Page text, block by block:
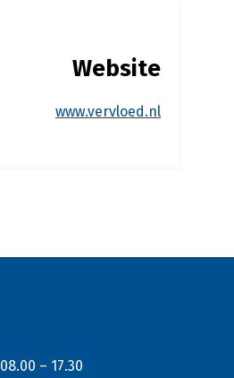
Website
www.vervloed.nl
08.00 – 17.30